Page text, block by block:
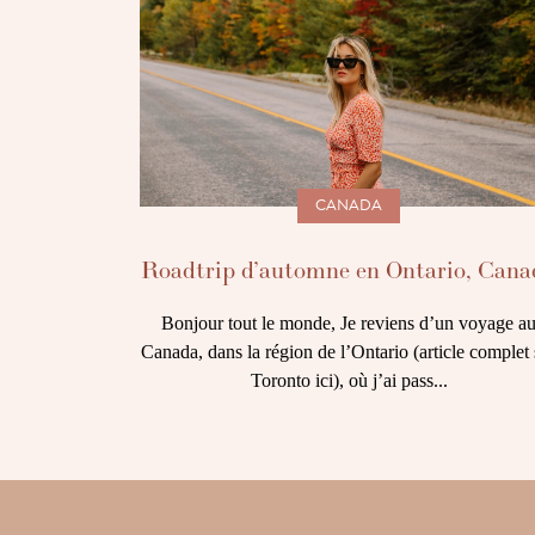
CANADA
Roadtrip d’automne en Ontario,
Bonjour tout le monde, Je reviens d’un voyage au
Canada, dans la région de l’Ontario (article complet
Toronto ici), où j’ai pass...